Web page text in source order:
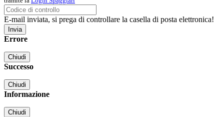
E-mail inviata, si prega di controllare la casella di posta elettronica!
Errore
Chiudi
Successo
Chiudi
Informazione
Chiudi